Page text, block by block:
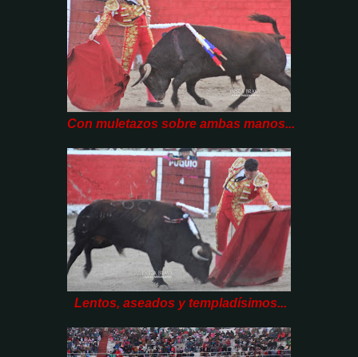
Con muletazos sobre ambas manos...
Lentos, aseados y templadísimos...